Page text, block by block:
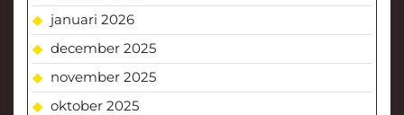
januari 2026
december 2025
november 2025
oktober 2025